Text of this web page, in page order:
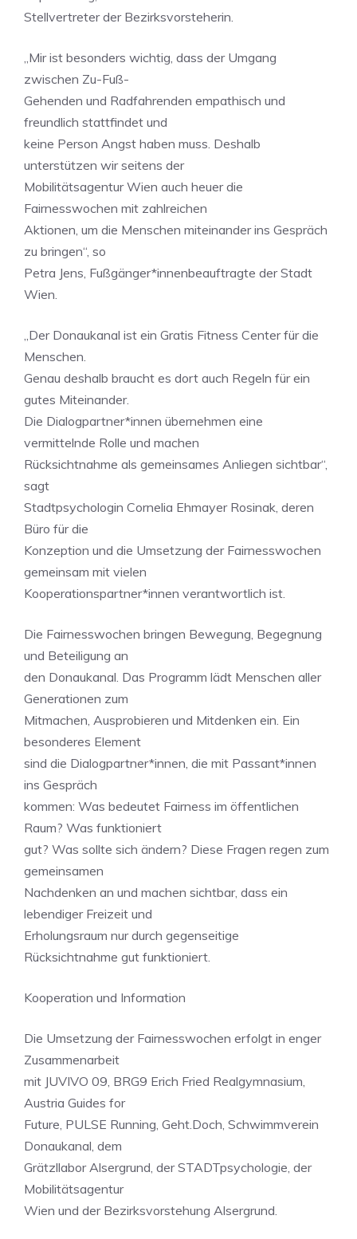
Stellvertreter der Bezirksvorsteherin.
„Mir ist besonders wichtig, dass der Umgang
zwischen Zu-Fuß-
Gehenden und Radfahrenden empathisch und
freundlich stattfindet und
keine Person Angst haben muss. Deshalb
unterstützen wir seitens der
Mobilitätsagentur Wien auch heuer die
Fairnesswochen mit zahlreichen
Aktionen, um die Menschen miteinander ins Gespräch
zu bringen“, so
Petra Jens, Fußgänger*innenbeauftragte der Stadt
Wien.
„Der Donaukanal ist ein Gratis Fitness Center für die
Menschen.
Genau deshalb braucht es dort auch Regeln für ein
gutes Miteinander.
Die Dialogpartner*innen übernehmen eine
vermittelnde Rolle und machen
Rücksichtnahme als gemeinsames Anliegen sichtbar“,
sagt
Stadtpsychologin Cornelia Ehmayer Rosinak, deren
Büro für die
Konzeption und die Umsetzung der Fairnesswochen
gemeinsam mit vielen
Kooperationspartner*innen verantwortlich ist.
Die Fairnesswochen bringen Bewegung, Begegnung
und Beteiligung an
den Donaukanal. Das Programm lädt Menschen aller
Generationen zum
Mitmachen, Ausprobieren und Mitdenken ein. Ein
besonderes Element
sind die Dialogpartner*innen, die mit Passant*innen
ins Gespräch
kommen: Was bedeutet Fairness im öffentlichen
Raum? Was funktioniert
gut? Was sollte sich ändern? Diese Fragen regen zum
gemeinsamen
Nachdenken an und machen sichtbar, dass ein
lebendiger Freizeit und
Erholungsraum nur durch gegenseitige
Rücksichtnahme gut funktioniert.
Kooperation und Information
Die Umsetzung der Fairnesswochen erfolgt in enger
Zusammenarbeit
mit JUVIVO 09, BRG9 Erich Fried Realgymnasium,
Austria Guides for
Future, PULSE Running, Geht.Doch, Schwimmverein
Donaukanal, dem
Grätzllabor Alsergrund, der STADTpsychologie, der
Mobilitätsagentur
Wien und der Bezirksvorstehung Alsergrund.